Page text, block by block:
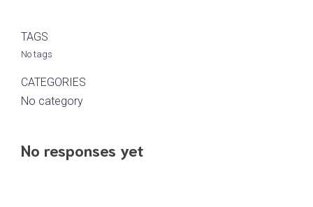
TAGS
No tags
CATEGORIES
No category
No responses yet